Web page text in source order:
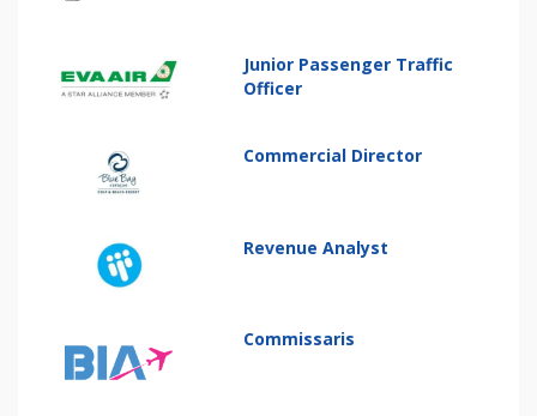
Junior Passenger Traffic
Officer
Commercial Director
Revenue Analyst
Commissaris